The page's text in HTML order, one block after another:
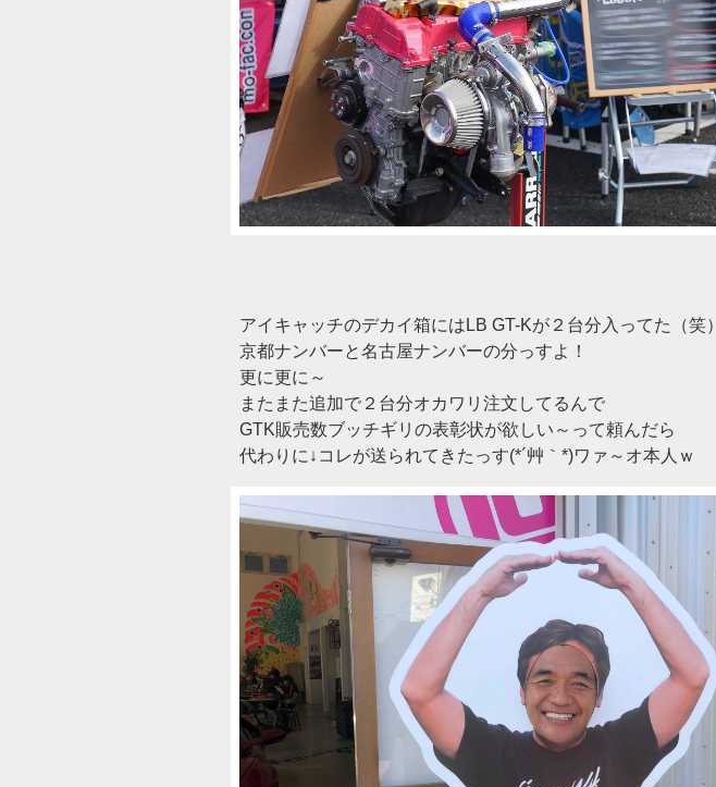
アイキャッチのデカイ箱にはLB GT-Kが２台分入ってた（笑）
京都ナンバーと名古屋ナンバーの分っすよ！
更に更に～
またまた追加で２台分オカワリ注文してるんで
GTK販売数ブッチギリの表彰状が欲しい～って頼んだら
代わりに↓コレが送られてきたっす(*´艸｀*)ワァ～オ本人ｗ